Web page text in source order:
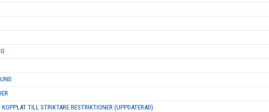
TILL STRIKTARE RESTRIKTIONER (UPPDATERAD)